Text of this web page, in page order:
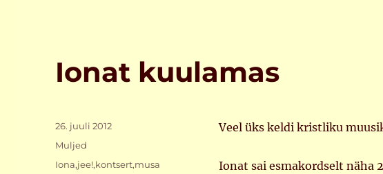
Ionat kuulamas
Veel üks keldi kristliku
Ionat sai esmakordselt näha
Postitatud
26. juuli 2012
Rubriigid
Muljed
Sildid
Iona,jee!,kontsert,musa